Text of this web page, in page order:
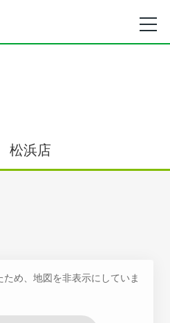
松浜店
め、地図を非表示にしていま